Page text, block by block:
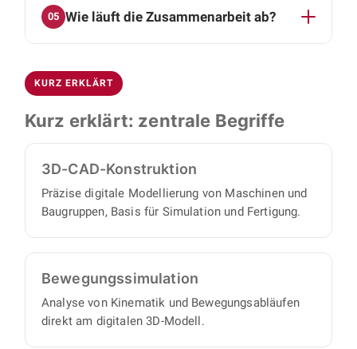
Belastungssimulationen sichern Funktion und
Fertigbarkeit früh ab.
sichern Funktion und Belastbarkeit ab. So
05 Wie läuft die Zusammenarbeit ab?
auf dem aktuellen Stand. Wir arbeiten remote
und vor Ort nach Rücksprache und setzen Ihr
Projekt proaktiv und eigenverantwortlich um,
ohne dass Sie einen eigenen Projektmanager
KURZ ERKLÄRT
Kurz erklärt: zentrale Begriffe
3D-CAD-Konstruktion
Präzise digitale Modellierung von Maschinen und
Baugruppen, Basis für Simulation und Fertigung.
Bewegungs­simulation
Analyse von Kinematik und Bewegungsabläufen
direkt am digitalen 3D-Modell.